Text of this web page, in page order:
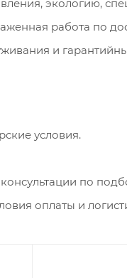
экологию,
работа по
и
условия.
по
оплаты и